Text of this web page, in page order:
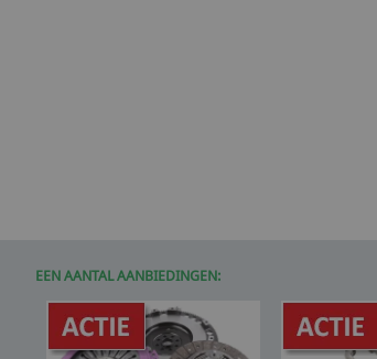
EEN AANTAL AANBIEDINGEN: